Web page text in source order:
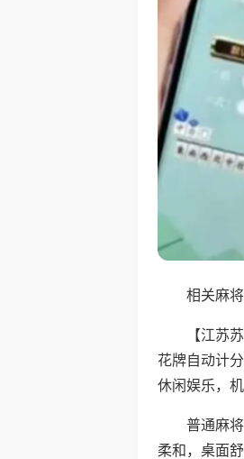
相关麻
【江苏
花牌自动计
休闲娱乐，
普通麻
柔和，桌面